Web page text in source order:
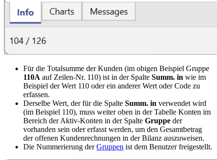
Für die Totalsumme der Kunden (im obigen Beispiel Gruppe
110A auf Zeilen-Nr. 110) ist in der Spalte Summ. in wie im
Beispiel der Wert 110 oder ein anderer Wert oder Code zu
erfassen.
Derselbe Wert, der für die Spalte Summ. in verwendet wird
(im Beispiel 110), muss weiter oben in der Tabelle Konten im
Bereich der Aktiv-Konten in der Spalte Gruppe der
vorhanden sein oder erfasst werden, um den Gesamtbetrag
der offenen Kundenrechnungen in der Bilanz auszuweisen.
Die Nummerierung derGruppen ist dem Benutzer freigestellt.